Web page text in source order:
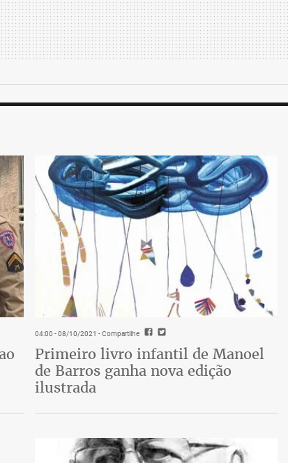
04:00 - 08/10/2021 - Compartilhe
Primeiro livro infantil de Manoel
de Barros ganha nova edição
ilustrada